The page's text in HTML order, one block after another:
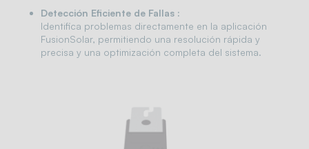
Detección Eficiente de Fallas :
Identifica problemas directamente en la aplicación
FusionSolar, permitiendo una resolución rápida y
precisa y una optimización completa del sistema.